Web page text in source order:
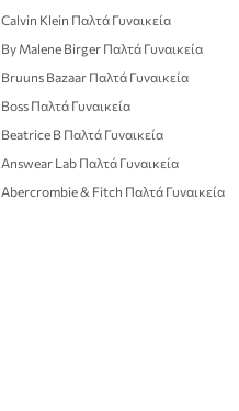
Calvin Klein Παλτά Γυναικεία
By Malene Birger Παλτά Γυναικεία
Bruuns Bazaar Παλτά Γυναικεία
Boss Παλτά Γυναικεία
Beatrice B Παλτά Γυναικεία
Answear Lab Παλτά Γυναικεία
Abercrombie & Fitch Παλτά Γυναικεία